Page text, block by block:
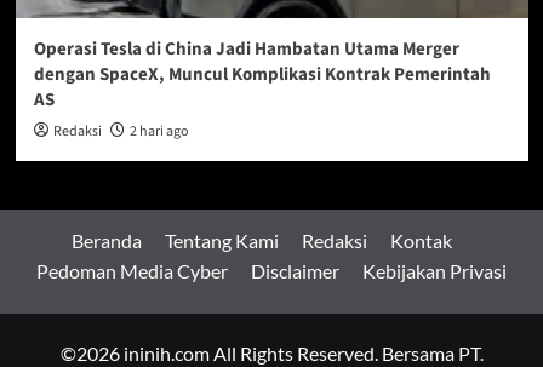
Operasi Tesla di China Jadi Hambatan Utama Merger
dengan SpaceX, Muncul Komplikasi Kontrak Pemerintah
AS
Redaksi 2 hari ago
Beranda Tentang Kami Redaksi
Kontak
Pedoman Media Cyber
Disclaimer Kebijakan Privasi
©2026 ininih.com All Rights Reserved. Bersama PT.